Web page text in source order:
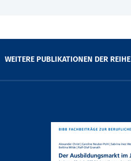
WEITERE PUBLIKATIONEN DER REIHE